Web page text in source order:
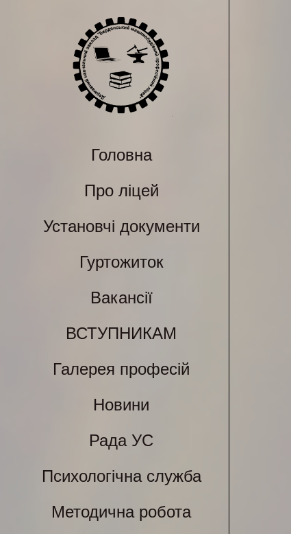
Головна
Про ліцей
Установчі документи
Гуртожиток
Вакансії
ВСТУПНИКАМ
Галерея професій
Новини
Рада УС
Психологічна служба
Методична робота